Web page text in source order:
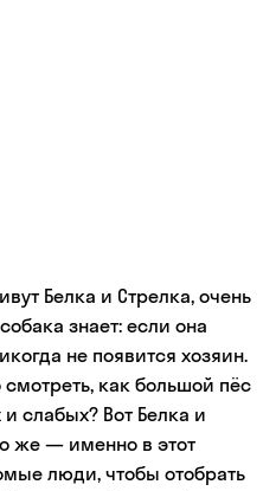
Белка и Стрелка, очень
знает: если она
не появится хозяин.
как большой пёс
слабых? Вот Белка и
же — именно в этот
люди, чтобы отобрать